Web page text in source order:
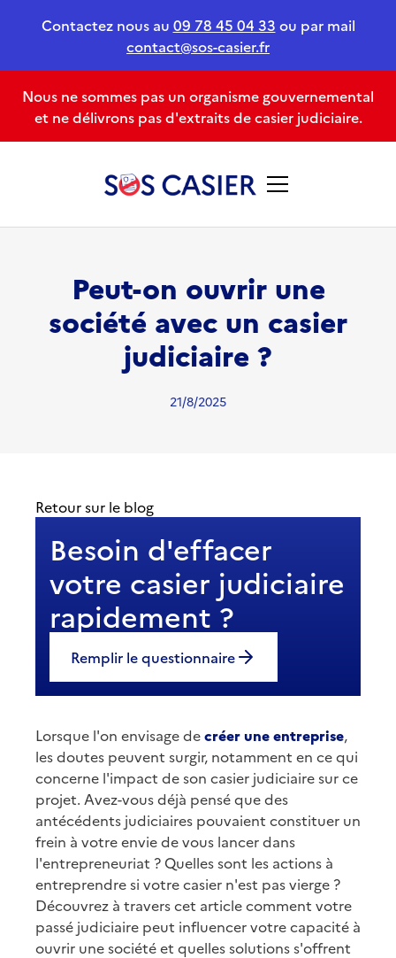
Contactez nous au 09 78 45 04 33 ou par mail
contact@sos-casier.fr
Nous ne sommes pas un organisme gouvernemental
et ne délivrons pas d'extraits de casier judiciaire.
Peut-on ouvrir une
société avec un casier
judiciaire ?
21/8/2025
Retour sur le blog
Besoin d'effacer
votre casier judiciaire
rapidement ?
Remplir le questionnaire
Lorsque l'on envisage decréer une entreprise,
les doutes peuvent surgir, notamment en ce qui
concerne l'impact de son casier judiciaire sur ce
projet. Avez-vous déjà pensé que des
antécédents judiciaires pouvaient constituer un
frein à votre envie de vous lancer dans
l'entrepreneuriat ? Quelles sont les actions à
entreprendre si votre casier n'est pas vierge ?
Découvrez à travers cet article comment votre
passé judiciaire peut influencer votre capacité à
ouvrir une société et quelles solutions s'offrent